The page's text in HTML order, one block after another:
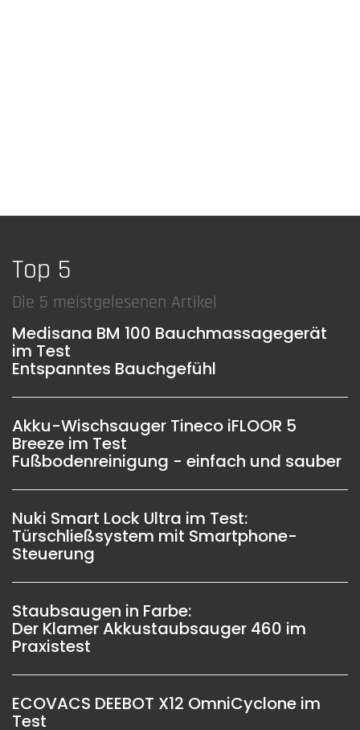
Top 5
Die 5 meistgelesenen Artikel
Medisana BM 100 Bauchmassagegerät
im Test
Entspanntes Bauchgefühl
Akku-Wischsauger Tineco iFLOOR 5
Breeze im Test
Fußbodenreinigung - einfach und sauber
Nuki Smart Lock Ultra im Test:
Türschließsystem mit Smartphone-
Steuerung
Staubsaugen in Farbe:
Der Klamer Akkustaubsauger 460 im
Praxistest
ECOVACS DEEBOT X12 OmniCyclone im
Test